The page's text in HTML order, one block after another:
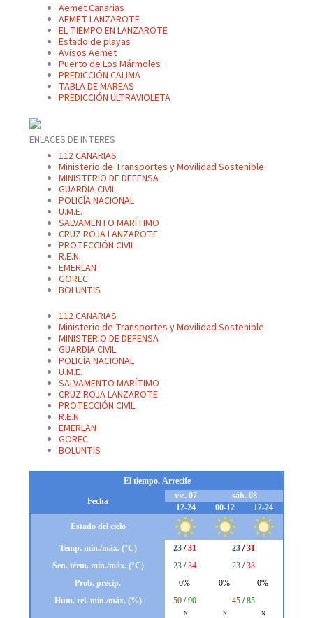
Aemet Canarias
AEMET LANZAROTE
EL TIEMPO EN LANZAROTE
Estado de playas
Avisos Aemet
Puerto de Los Mármoles
PREDICCIÓN CALIMA
TABLA DE MAREAS
PREDICCIÓN ULTRAVIOLETA
ENLACES DE INTERES
112 CANARIAS
Ministerio de Transportes y Movilidad Sostenible
MINISTERIO DE DEFENSA
GUARDIA CIVIL
POLICÍA NACIONAL
U.M.E.
SALVAMENTO MARÍTIMO
CRUZ ROJA LANZAROTE
PROTECCIÓN CIVIL
R.E.N.
EMERLAN
GOREC
BOLUNTIS
112 CANARIAS
Ministerio de Transportes y Movilidad Sostenible
MINISTERIO DE DEFENSA
GUARDIA CIVIL
POLICÍA NACIONAL
U.M.E.
SALVAMENTO MARÍTIMO
CRUZ ROJA LANZAROTE
PROTECCIÓN CIVIL
R.E.N.
EMERLAN
GOREC
BOLUNTIS